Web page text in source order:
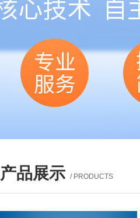
产品展示 / PRODUCTS